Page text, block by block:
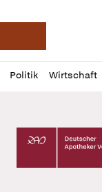
Deutsche
Politik Wirtschaft
Profil
öffnen
Daz
Pur
Deutscher